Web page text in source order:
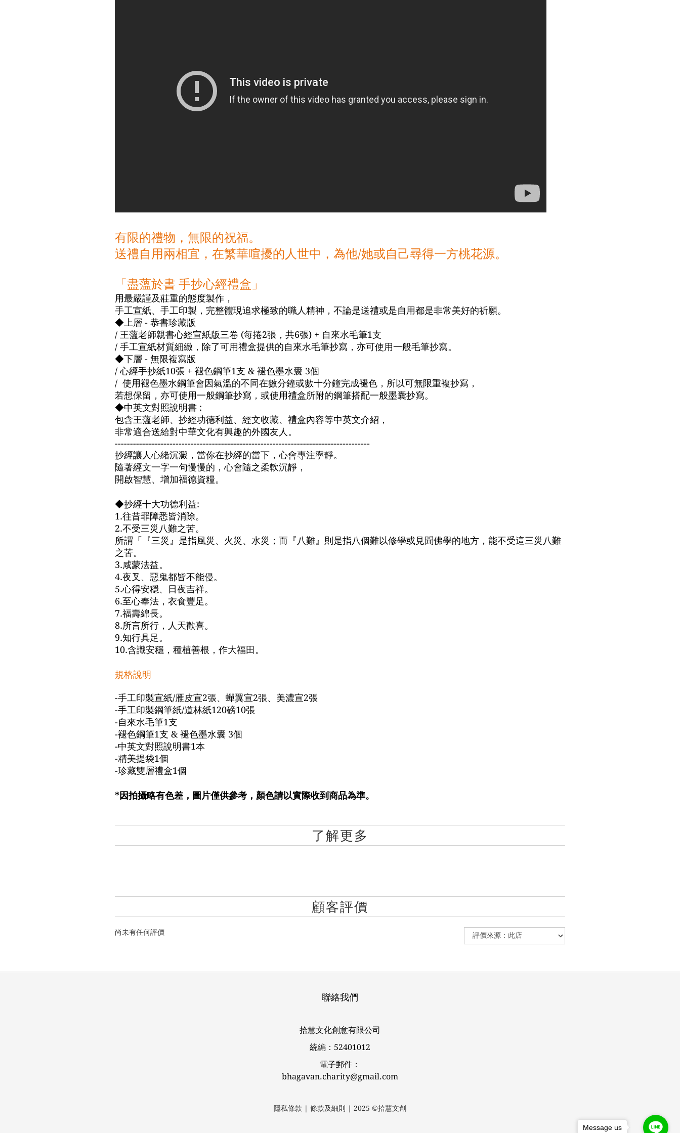
有限的禮物，無限的祝福。
送禮自用兩相宜，在繁華喧擾的人世中，為他/她或自己尋得一方桃花源。
「盡薀於書 手抄心經禮盒」
用最嚴謹及莊重的態度製作，
手工宣紙、手工印製，完整體現追求極致的職人精神，不論是送禮或是自用都是非常美好的祈願。
◆上層 - 恭書珍藏版
/ 王薀老師親書心經宣紙版三卷 (每捲2張，共6張) + 自來水毛筆1支
/ 手工宣紙材質細緻，除了可用禮盒提供的自來水毛筆抄寫，亦可使用一般毛筆抄寫。
◆下層 - 無限複寫版
/ 心經手抄紙10張 + 褪色鋼筆1支 & 褪色墨水囊 3個
/ 使用褪色墨水鋼筆會因氣溫的不同在數分鐘或數十分鐘完成褪色，所以可無限重複抄寫，
若想保留，亦可使用一般鋼筆抄寫，或使用禮盒所附的鋼筆搭配一般墨囊抄寫。
◆中英文對照說明書 :
包含王薀老師、抄經功德利益、經文收藏、禮盒內容等中英文介紹，
非常適合送給對中華文化有興趣的外國友人。
------------------------------------------------------------------------------------
抄經讓人心緒沉澱，當你在抄經的當下，心會專注寧靜。
隨著經文一字一句慢慢的，心會隨之柔軟沉靜，
開啟智慧、增加福德資糧。
◆抄經十大功德利益:
1.往昔罪障悉皆消除。
2.不受三災八難之苦。
所謂「『三災』是指風災、火災、水災；而『八難』則是指八個難以修學或見聞佛學的地方，能不受這三災八難
之苦。
3.咸蒙法益。
4.夜叉、惡鬼都皆不能侵。
5.心得安穩、日夜吉祥。
6.至心奉法，衣食豐足。
7.福壽綿長。
8.所言所行，人天歡喜。
9.知行具足。
10.含識安穩，種植善根，作大福田。
規格說明
-手工印製宣紙/雁皮宣2張、蟬翼宣2張、美濃宣2張
-手工印製鋼筆紙/道林紙120磅10張
-自來水毛筆1支
-褪色鋼筆1支 & 褪色墨水囊 3個
-中英文對照說明書1本
-精美提袋1個
-珍藏雙層禮盒1個
*因拍攝略有色差，圖片僅供參考，顏色請以實際收到商品為準。
了解更多
顧客評價
尚未有任何評價
聯絡我們
拾慧文化創意有限公司
統編：52401012
電子郵件：
bhagavan.charity@gmail.com
隱私條款 | 條款及細則 | 2025 ©拾慧文創
Message us